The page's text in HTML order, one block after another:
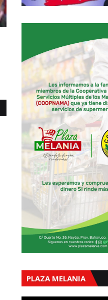
PLAZA MELANIA